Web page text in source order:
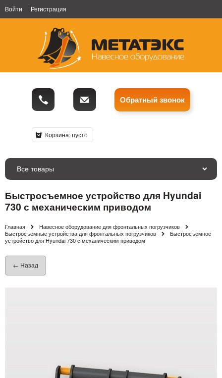
Войти Регистрация
Обратный звонок
Корзина:пусто
Все товары
Быстросъемное устройство для Hyundai
730 с механическим приводом
Главная
Навесное оборудование для фронтальных погрузчиков
Быстросъемные устройства для фронтальных погрузчиков
Быстросъемное
устройство для Hyundai 730 с механическим приводом
← Назад